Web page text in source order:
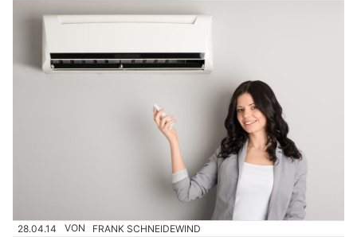
28.04.14 VON FRANK SCHNEIDEWIND